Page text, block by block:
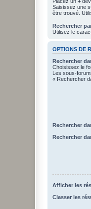
Saisissez une
être trouvé.
Rechercher
Utilisez le
OPTIONS DE
Rechercher
Choisissez le
Les sous-
« Rechercher
Rechercher
Rechercher
Afficher les
Classer les